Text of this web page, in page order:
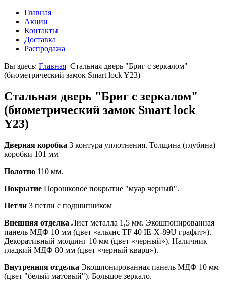
Главная
Акции
Контакты
Доставка
Распродажа
Вы здесь: Главная Стальная дверь "Бриг с зеркалом"
(биометрический замок Smart lock Y23)
Стальная дверь "Бриг с зеркалом"
(биометрический замок Smart lock
Y23)
Дверная коробка 3 контура уплотнения. Толщина (глубина)
коробки 101 мм
Полотно 110 мм.
Покрытие Порошковое покрытие "муар черный".
Петли 3 петли с подшипником
Внешняя отделка Лист металла 1,5 мм. Экошпонированная
панель МДФ 10 мм (цвет «альянс TF 40 IE-X-89U графит»).
Декоративный молдинг 10 мм (цвет «черный»). Наличник
гладкий МДФ 80 мм (цвет «черный кварц»).
Внутренняя отделка Экошпонированная панель МДФ 10 мм
(цвет "белый матовый"). Большое зеркало.